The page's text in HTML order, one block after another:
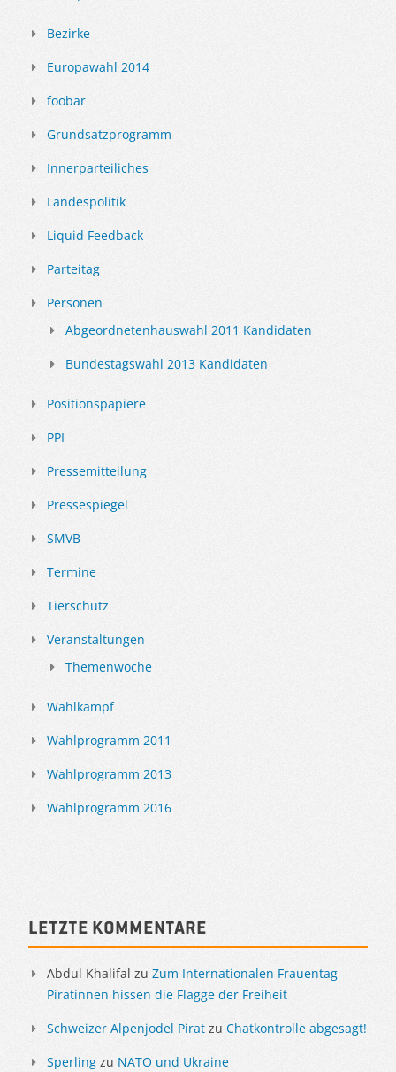
Bezirke
Europawahl 2014
foobar
Grundsatzprogramm
Innerparteiliches
Landespolitik
Liquid Feedback
Parteitag
Personen
Abgeordnetenhauswahl 2011 Kandidaten
Bundestagswahl 2013 Kandidaten
Positionspapiere
PPI
Pressemitteilung
Pressespiegel
SMVB
Termine
Tierschutz
Veranstaltungen
Themenwoche
Wahlkampf
Wahlprogramm 2011
Wahlprogramm 2013
Wahlprogramm 2016
Letzte Kommentare
Abdul Khalifal zu Zum Internationalen Frauentag –
Piratinnen hissen die Flagge der Freiheit
Schweizer Alpenjodel Pirat zu Chatkontrolle abgesagt!
Sperling zu NATO und Ukraine